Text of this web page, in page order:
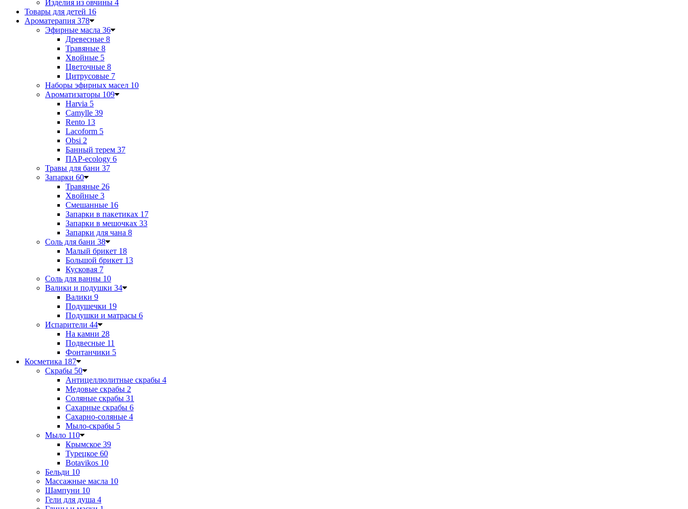
Изделия из овчины 4
Товары для детей 16
Ароматерапия 378
Эфирные масла 36
Древесные 8
Травяные 8
Хвойные 5
Цветочные 8
Цитрусовые 7
Наборы эфирных масел 10
Ароматизаторы 109
Harvia 5
Camylle 39
Rento 13
Lacoform 5
Obsi 2
Банный терем 37
ПАР-ecology 6
Травы для бани 37
Запарки 60
Травяные 26
Хвойные 3
Смешанные 16
Запарки в пакетиках 17
Запарки в мешочках 33
Запарки для чана 8
Соль для бани 38
Малый брикет 18
Большой брикет 13
Кусковая 7
Соль для ванны 10
Валики и подушки 34
Валики 9
Подушечки 19
Подушки и матрасы 6
Испарители 44
На камни 28
Подвесные 11
Фонтанчики 5
Косметика 187
Скрабы 50
Антицеллюлитные скрабы 4
Медовые скрабы 2
Соляные скрабы 31
Сахарные скрабы 6
Сахарно-соляные 4
Мыло-скрабы 5
Мыло 110
Крымское 39
Турецкое 60
Botavikos 10
Бельди 10
Массажные масла 10
Шампуни 10
Гели для душа 4